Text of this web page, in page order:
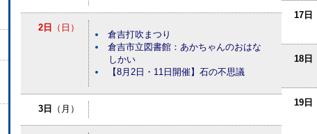
2日 （日）
倉吉打吹まつり
倉吉市立図書館：あかちゃんのおはな
しかい
【8月2日・11日開催】石の不思議
3日 （月）
17日
18日
19日